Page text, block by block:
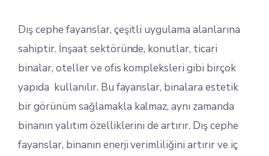
Dış cephe fayanslar, çeşitli uygulama alanlarına
sahiptir. İnşaat sektöründe, konutlar, ticari
binalar, oteller ve ofis kompleksleri gibi birçok
yapıda kullanılır. Bu fayanslar, binalara estetik
bir görünüm sağlamakla kalmaz, aynı zamanda
binanın yalıtım özelliklerini de artırır. Dış cephe
fayanslar, binanın enerji verimliliğini artırır ve iç